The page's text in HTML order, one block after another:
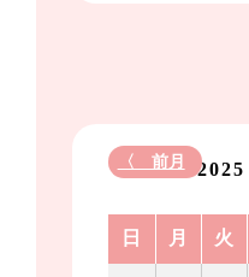
2025
〈 前月
日 月 火